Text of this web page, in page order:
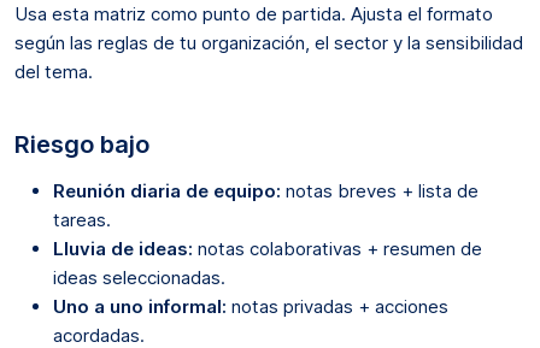
Usa esta matriz como punto de partida. Ajusta el formato
según las reglas de tu organización, el sector y la sensibilidad
del tema.
Riesgo bajo
Reunión diaria de equipo: notas breves + lista de
tareas.
Lluvia de ideas: notas colaborativas + resumen de
ideas seleccionadas.
Uno a uno informal: notas privadas + acciones
acordadas.